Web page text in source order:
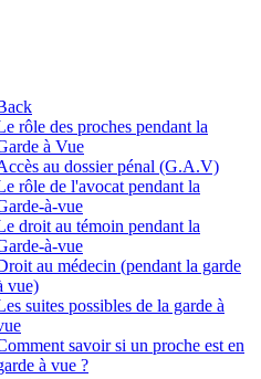
rôle des proches pendant la
à Vue
au dossier pénal (G.A.V)
rôle de l'avocat pendant la
à-vue
droit au témoin pendant la
à-vue
au médecin (pendant la garde
vue)
suites possibles de la garde à
savoir si un proche est en
à vue ?